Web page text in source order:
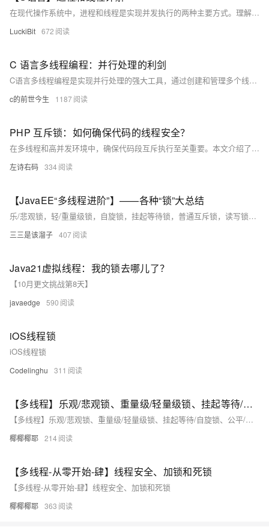
在现代操作系统中，进程和线程是实现并发执行的两种主要方式。理解它们的区别和各自的应用场景对于编写高效的并发程序至关重要。
LuckiBit 672
C 语言多线程编程：并行处理的利剑
C语言多线程编程是实现并行处理的强大工具，通过创建和管理多个线程，可以显著提升程序执行效率，尤其在处理大量数据或复杂计算时效果显著。
c的前世今生 1187
PHP 互斥锁：如何确保代码的线程安全？
在多线程和高并发环境中，确保代码段互斥执行至关重要。本文介绍了 PHP 互斥锁库 `wise-locksmith`，它提供多种锁机制（如文件锁、分布式锁等），有效解决线程安全问题，特别适用于电商平台库存管理等场景。通过 Composer 安装后，开发者可以利用该库确保在高并发下数据的一致性和安全性。
左诗右码 334
【JavaEE“多线程进阶”】——各种“锁”大总结
乐/悲观锁，轻/重量级锁，自旋锁，挂起等待锁，普通互斥锁，读写锁，公不公平锁，可不可重入锁，synchronized加锁三阶段过程，锁消除，锁粗化
三三是该溜子 407
Java21虚拟线程：我的锁去哪儿了？
【10月更文挑战第8天】
javaedge 590
iOS线程锁
iOS线程锁
Codelinghu 311
【多线程】乐观/悲观锁、重量级/轻量级锁、挂起等待/自旋锁、公平/非公锁、可重入/不可重入锁、读写锁
【多线程】乐观/悲观锁、重量级/轻量级锁、挂起等待/自旋锁、公平/非公锁、可重入/不可重入锁、读写锁
椰椰椰耶 214
【多线程-从零开始-肆】线程安全、加锁和死锁
【多线程-从零开始-肆】线程安全、加锁和死锁
椰椰椰耶 363